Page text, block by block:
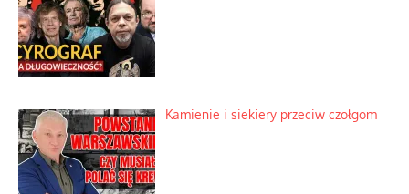
Kamienie i siekiery przeciw czołgom